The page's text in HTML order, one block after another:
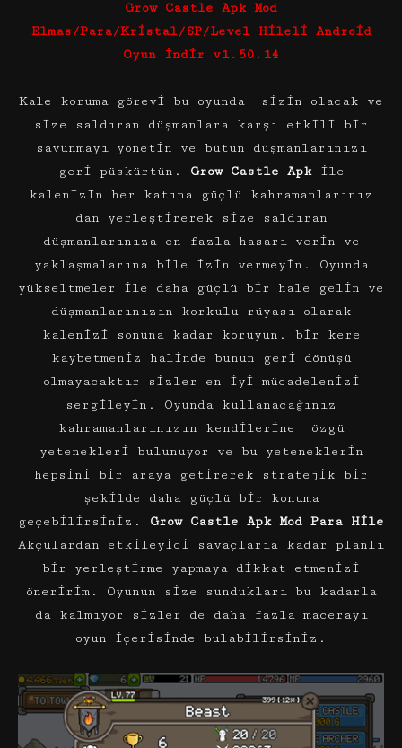
Grow Castle Apk Mod
Elmas/Para/Kristal/SP/Level Hileli Android
Oyun İndir v1.50.14
Kale koruma görevi bu oyunda sizin olacak ve
size saldıran düşmanlara karşı etkili bir
savunmayı yönetin ve bütün düşmanlarınızı
geri püskürtün. Grow Castle Apkile
kalenizin her katına güçlü kahramanlarınız
dan yerleştirerek size saldıran
düşmanlarınıza en fazla hasarı verin ve
yaklaşmalarına bile izin vermeyin. Oyunda
yükseltmeler ile daha güçlü bir hale gelin ve
düşmanlarınızın korkulu rüyası olarak
kalenizi sonuna kadar koruyun. bir kere
kaybetmeniz halinde bunun geri dönüşü
olmayacaktır sizler en iyi mücadelenizi
sergileyin. Oyunda kullanacağınız
kahramanlarınızın kendilerine özgü
yetenekleri bulunuyor ve bu yeteneklerin
hepsini bir araya getirerek stratejik bir
şekilde daha güçlü bir konuma
geçebilirsiniz. Grow Castle Apk Mod Para Hile
Akçulardan etkileyici savaçlarıa kadar planlı
bir yerleştirme yapmaya dikkat etmenizi
öneririm. Oyunun size sundukları bu kadarla
da kalmıyor sizler de daha fazla macerayı
oyun içerisinde bulabilirsiniz.